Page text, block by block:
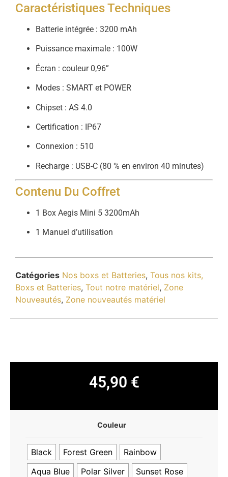
Caractéristiques Techniques
Batterie intégrée : 3200 mAh
Puissance maximale : 100W
Écran : couleur 0,96”
Modes : SMART et POWER
Chipset : AS 4.0
Certification : IP67
Connexion : 510
Recharge : USB-C (80 % en environ 40 minutes)
Contenu Du Coffret
1 Box Aegis Mini 5 3200mAh
1 Manuel d’utilisation
Catégories Nos boxs et Batteries, Tous nos kits,
Boxs et Batteries, Tout notre matériel, Zone
Nouveautés, Zone nouveautés matériel
45,90 €
Couleur
Black Forest Green
Rainbow
Aqua Blue
Polar Silver Sunset Rose